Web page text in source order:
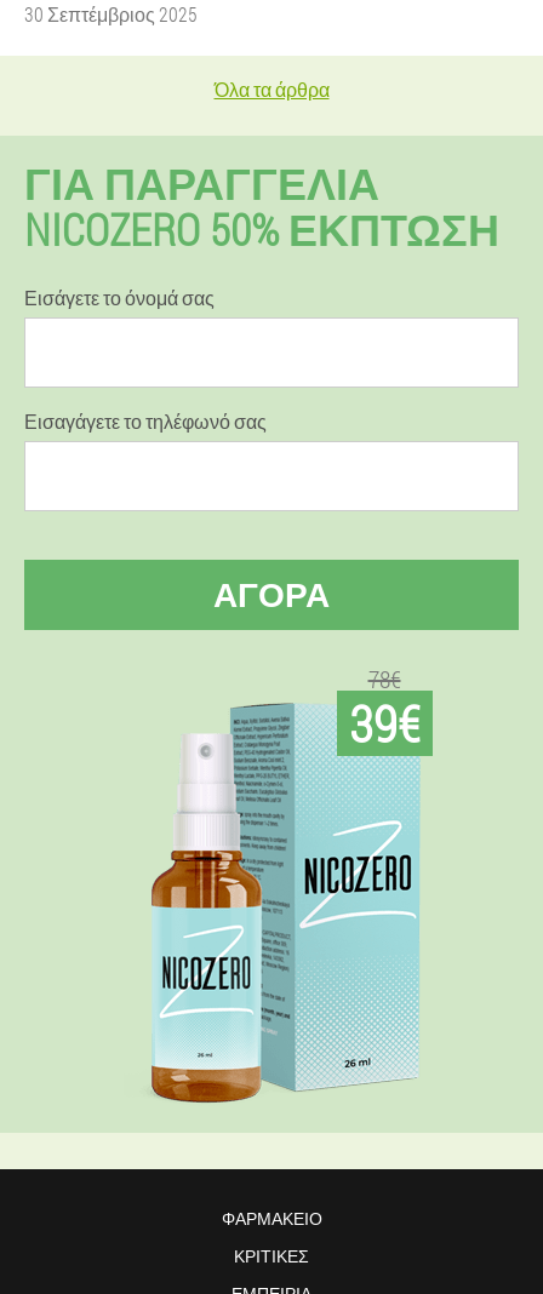
30 Σεπτέμβριος 2025
Όλα τα άρθρα
ΓΙΑ ΠΑΡΑΓΓΕΛΊΑ
NICOZERO 50% ΕΚΠΤΩΣΗ
Εισάγετε το όνομά σας
Εισαγάγετε το τηλέφωνό σας
ΑΓΟΡΆ
78€
39€
ΦΑΡΜΑΚΕΊΟ
ΚΡΙΤΙΚΈΣ